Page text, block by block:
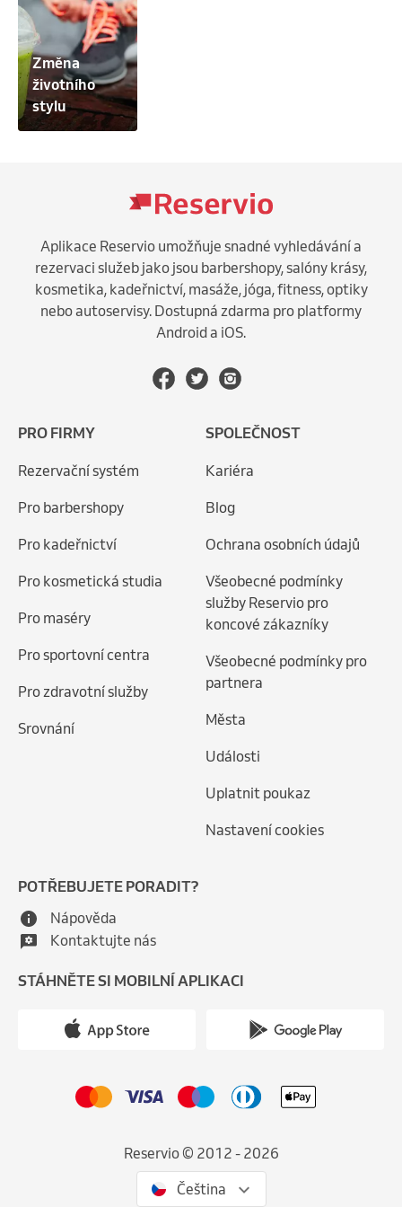
Upozornění: Respektujme prosím vzájemně svůj čas.
Pokud se na domluvený termín nemůžete dostavit,
dejte nám vědět včas. V případě neomluvené
absence vám bude zaslána faktura v plné výši (100 %
ceny).
- Chladová terapie – to, co Tvé tělo a mysl zocelí a
nezabije
- Denní rituály a kroky – co uberou Tě roky
- Strava bude Tvůj lék – energii získáš a nebudeš jako
šnek
Změna
životního
stylu
Aplikace Reservio umožňuje snadné vyhledávání a
rezervaci služeb jako jsou barbershopy, salóny krásy,
kosmetika, kadeřnictví, masáže, jóga, fitness, optiky
nebo autoservisy. Dostupná zdarma pro platformy
Android a iOS.
PRO FIRMY
Rezervační systém
Pro barbershopy
Pro kadeřnictví
Pro kosmetická studia
Pro maséry
Pro sportovní centra
Pro zdravotní služby
Srovnání
SPOLEČNOST
Kariéra
Blog
Ochrana osobních údajů
Všeobecné podmínky
služby Reservio pro
koncové zákazníky
Všeobecné podmínky pro
partnera
Města
Události
Uplatnit poukaz
Nastavení cookies
POTŘEBUJETE PORADIT?
Nápověda
Kontaktujte nás
STÁHNĚTE SI MOBILNÍ APLIKACI
Reservio © 2012 - 2026
Čeština